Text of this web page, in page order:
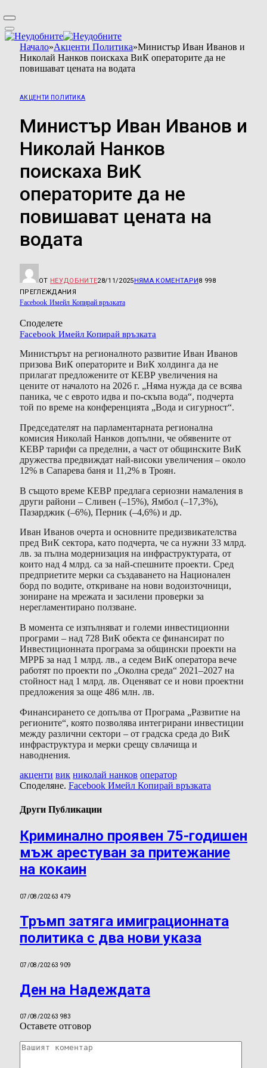
Начало»Акценти Политика»Министър Иван Иванов и
Николай Нанков поискаха ВиК операторите да не
повишават цената на водата
АКЦЕНТИ ПОЛИТИКА
Министър Иван Иванов и
Николай Нанков
поискаха ВиК
операторите да не
повишават цената на
водата
ОТ НЕУДОБНИТЕ28/11/2025НЯМА КОМЕНТАРИ8 998
ПРЕГЛЕЖДАНИЯ
Facebook Имейл Копирай връзката
Споделете
Facebook Имейл Копирай връзката
Министърът на регионалното развитие Иван Иванов
призова ВиК операторите и ВиК холдинга да не
прилагат предложените от КЕВР увеличения на
цените от началото на 2026 г. „Няма нужда да се всява
паника, че с еврото идва и по-скъпа вода“, подчерта
той по време на конференцията „Вода и сигурност“.
Председателят на парламентарната регионална
комисия Николай Нанков допълни, че обявените от
КЕВР тарифи са пределни, а част от общинските ВиК
дружества предвиждат най-високи увеличения – около
12% в Сапарева баня и 11,2% в Троян.
В същото време КЕВР предлага сериозни намаления в
други райони – Сливен (–15%), Ямбол (–17,3%),
Пазарджик (–6%), Перник (–4,6%) и др.
Иван Иванов очерта и основните предизвикателства
пред ВиК сектора, като подчерта, че са нужни 33 млрд.
лв. за пълна модернизация на инфраструктурата, от
които над 4 млрд. са за най-спешните проекти. Сред
предприетите мерки са създаването на Национален
борд по водите, откриване на нови водоизточници,
зониране на мрежата и засилени проверки за
нерегламентирано ползване.
В момента се изпълняват и големи инвестиционни
програми – над 728 ВиК обекта се финансират по
Инвестиционната програма за общински проекти на
МРРБ за над 1 млрд. лв., а седем ВиК оператора вече
работят по проекти по „Околна среда“ 2021–2027 на
стойност над 1 млрд. лв. Оценяват се и нови проектни
предложения за още 486 млн. лв.
Финансирането се допълва от Програма „Развитие на
регионите“, която позволява интегрирани инвестиции
между различни сектори – от градска среда до ВиК
инфраструктура и мерки срещу свлачища и
наводнения.
акценти вик николай нанков оператор
Споделяне. Facebook Имейл Копирай връзката
Други Публикации
Криминално проявен 75-годишен
мъж арестуван за притежание
на кокаин
07/08/20263 479
Тръмп затяга имиграционната
политика с два нови указа
07/08/20263 909
Ден на Надеждата
07/08/20263 983
Оставете отговор